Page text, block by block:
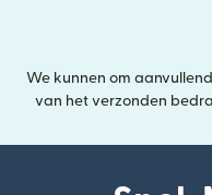
We kunnen om
van het verzonden